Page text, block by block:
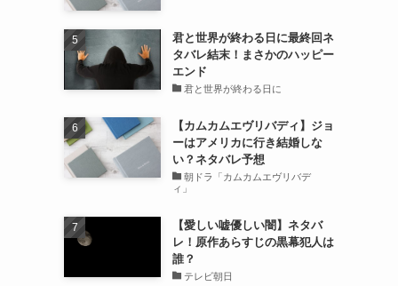
君と世界が終わる日に最終回ネ
タバレ結末！まさかのハッピー
エンド
君と世界が終わる日に
【カムカムエヴリバディ】ジョ
ーはアメリカに行き結婚しな
い？ネタバレ予想
朝ドラ「カムカムエヴリバデ
ィ」
【愛しい嘘優しい闇】ネタバ
レ！原作あらすじの黒幕犯人は
誰？
テレビ朝日